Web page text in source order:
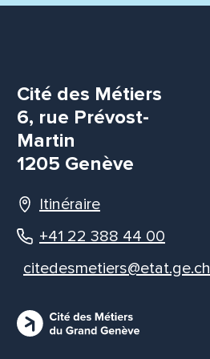
Cité des Métiers
6, rue Prévost-
Martin
1205 Genève
Itinéraire
+41 22 388 44 00
citedesmetiers@etat.ge.ch